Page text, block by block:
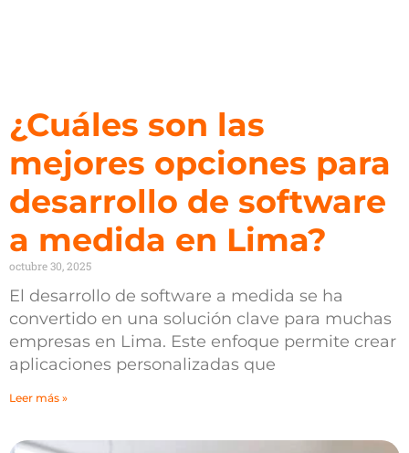
¿Cuáles son las
mejores opciones para
desarrollo de software
a medida en Lima?
octubre 30, 2025
El desarrollo de software a medida se ha
convertido en una solución clave para muchas
empresas en Lima. Este enfoque permite crear
aplicaciones personalizadas que
Leer más »